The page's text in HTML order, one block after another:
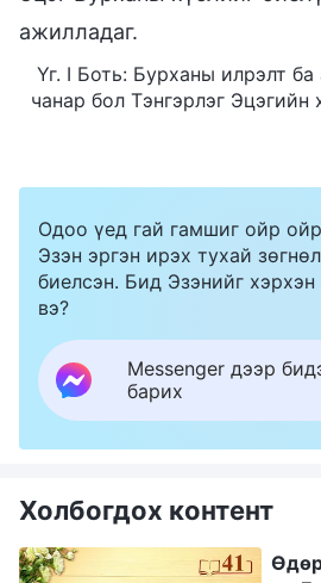
ажилладаг.
Үг. I Боть: Бурханы илрэлт
чанар бол Тэнгэрлэг Эцэгийн
Одоо үед гай гамшиг ойр
Эзэн эргэн ирэх тухай
биелсэн. Бид Эзэнийг хэрхэн
вэ?
Messenger дээр
барих
Холбогдох контент